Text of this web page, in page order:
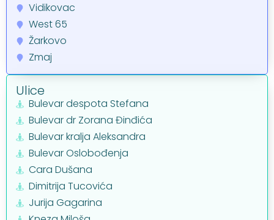
Vidikovac
West 65
Žarkovo
Zmaj
Ulice
Bulevar despota Stefana
Bulevar dr Zorana Đinđića
Bulevar kralja Aleksandra
Bulevar Oslobođenja
Cara Dušana
Dimitrija Tucovića
Jurija Gagarina